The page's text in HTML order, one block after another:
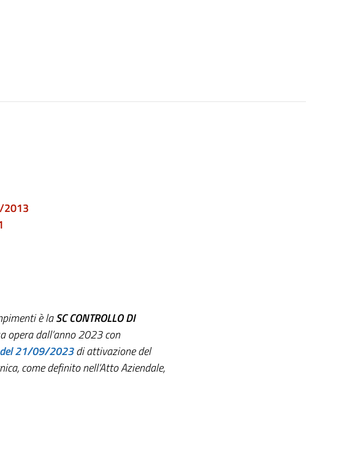
2013
è laSC CONTROLLO DI
opera dall’anno 2023 con
del21/09/2023di attivazione del
come definito nell’Atto Aziendale,